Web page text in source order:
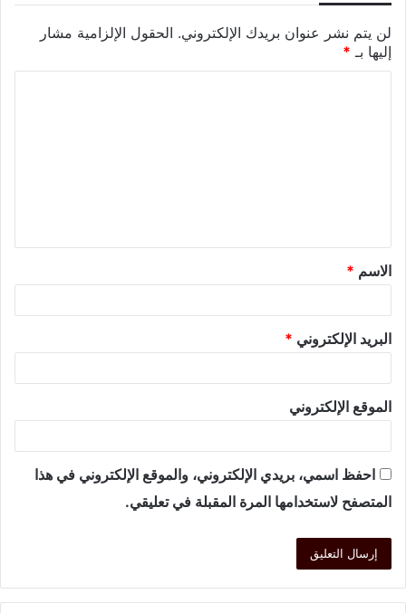
لن يتم نشر عنوان بريدك الإلكتروني. الحقول الإلزامية مشار
إليها بـ *
الاسم *
البريد الإلكتروني *
الموقع الإلكتروني
احفظ اسمي، بريدي الإلكتروني، والموقع الإلكتروني في هذا
المتصفح لاستخدامها المرة المقبلة في تعليقي.